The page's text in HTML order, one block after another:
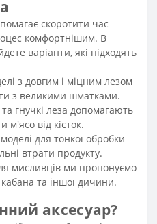
скоротити час
комфортнішим. В
варіанти, які підходять
з довгим і міцним лезом
з великими шматками.
гнучкі леза допомагають
м'ясо від кісток.
для тонкої обробки
втрати продукту.
мисливців ми пропонуємо
та іншої дичини.
аксесуар?